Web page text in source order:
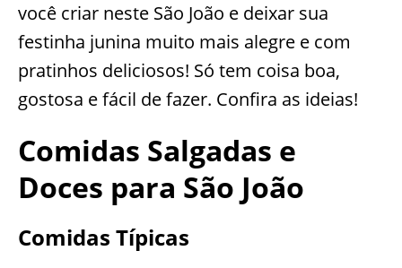
você criar neste São João e deixar sua
festinha junina muito mais alegre e com
pratinhos deliciosos! Só tem coisa boa,
gostosa e fácil de fazer. Confira as ideias!
Comidas Salgadas e
Doces para São João
Comidas Típicas